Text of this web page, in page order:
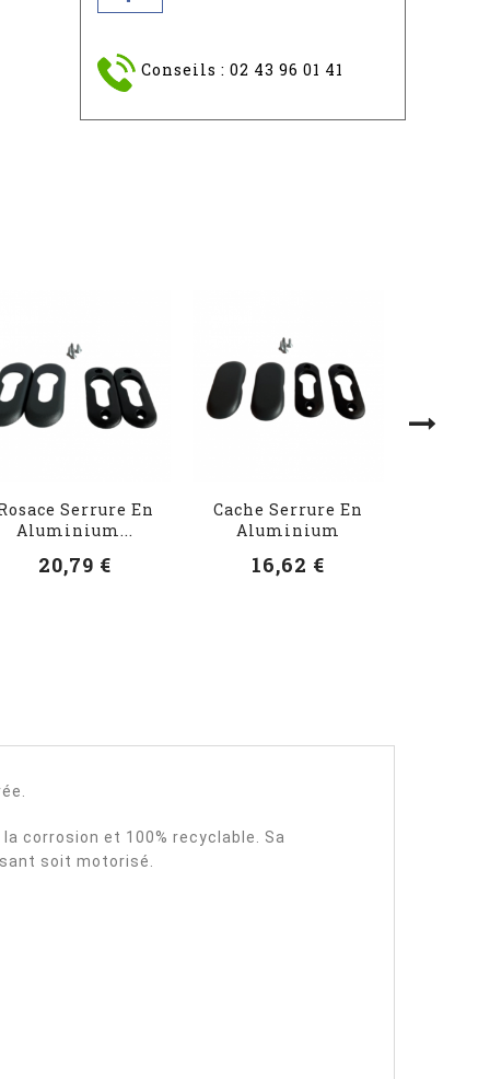
Conseils : 02 43 96 01 41
Serrure En
Aluminium...
20,79 €
Cache Serrure En
Aluminium
16,62 €
corrosion et 100% recyclable. Sa
soit motorisé.